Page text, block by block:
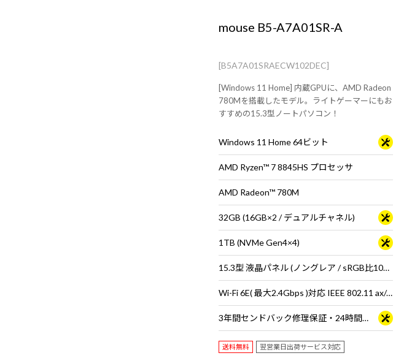
mouse B5-A7A01SR-A
[B5A7A01SRAECW102DEC]
[Windows 11 Home] 内蔵GPUに、AMD Radeon
780Mを搭載したモデル。ライトゲーマーにもお
すすめの15.3型ノートパソコン！
Windows 11 Home 64ビット
AMD Ryzen™ 7 8845HS プロセッサ
AMD Radeon™ 780M
32GB (16GB×2 / デュアルチャネル)
1TB (NVMe Gen4×4)
15.3型 液晶パネル (ノングレア / sRGB比100% / 120Hz対応)
Wi-Fi 6E( 最大2.4Gbps )対応 IEEE 802.11 ax/ac/a/b/g/n準拠 ＋ Bluetooth 5内蔵
3年間センドバック修理保証・24時間×365日電話サポート
送料無料 翌営業日出荷サービス対応